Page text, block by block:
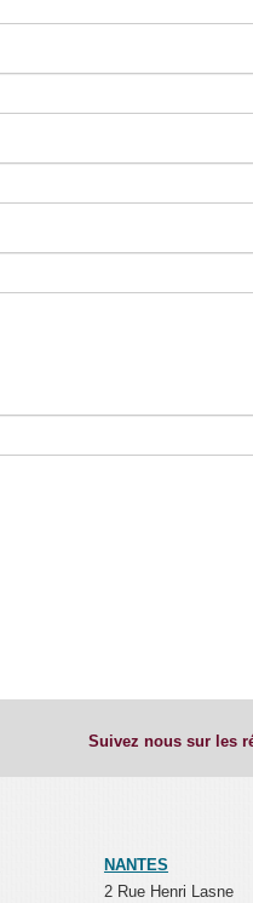
Suivez nous sur les
NANTES
2 Rue Henri Lasne